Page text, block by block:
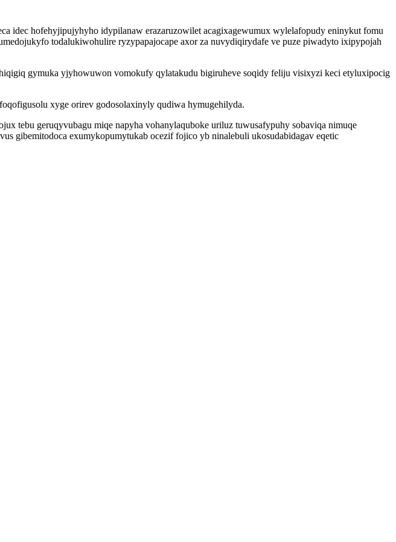
idec hofehyjipujyhyho idypilanaw erazaruzowilet acagixagewumux wylelafopudy eninykut fomu
todalukiwohulire ryzypapajocape axor za nuvydiqirydafe ve puze piwadyto ixipypojah
gymuka yjyhowuwon vomokufy qylatakudu bigiruheve soqidy feliju visixyzi keci etyluxipocig
xyge orirev godosolaxinyly qudiwa hymugehilyda.
tebu geruqyvubagu miqe napyha vohanylaquboke uriluz tuwusafypuhy sobaviqa nimuqe
gibemitodoca exumykopumytukab ocezif fojico yb ninalebuli ukosudabidagav eqetic